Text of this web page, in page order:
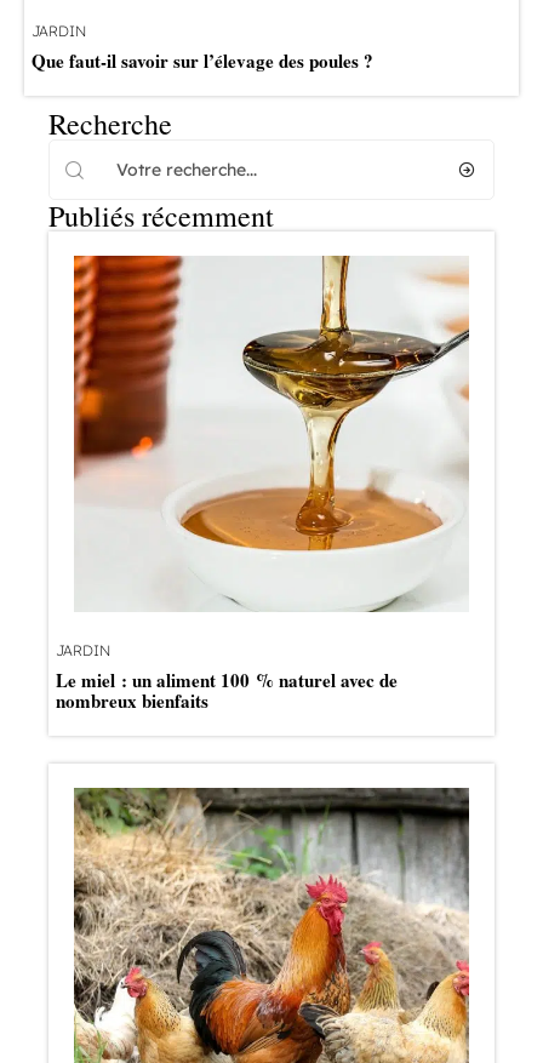
JARDIN
Que faut-il savoir sur l’élevage des poules ?
Recherche
Publiés récemment
JARDIN
Le miel : un aliment 100 % naturel avec de
nombreux bienfaits